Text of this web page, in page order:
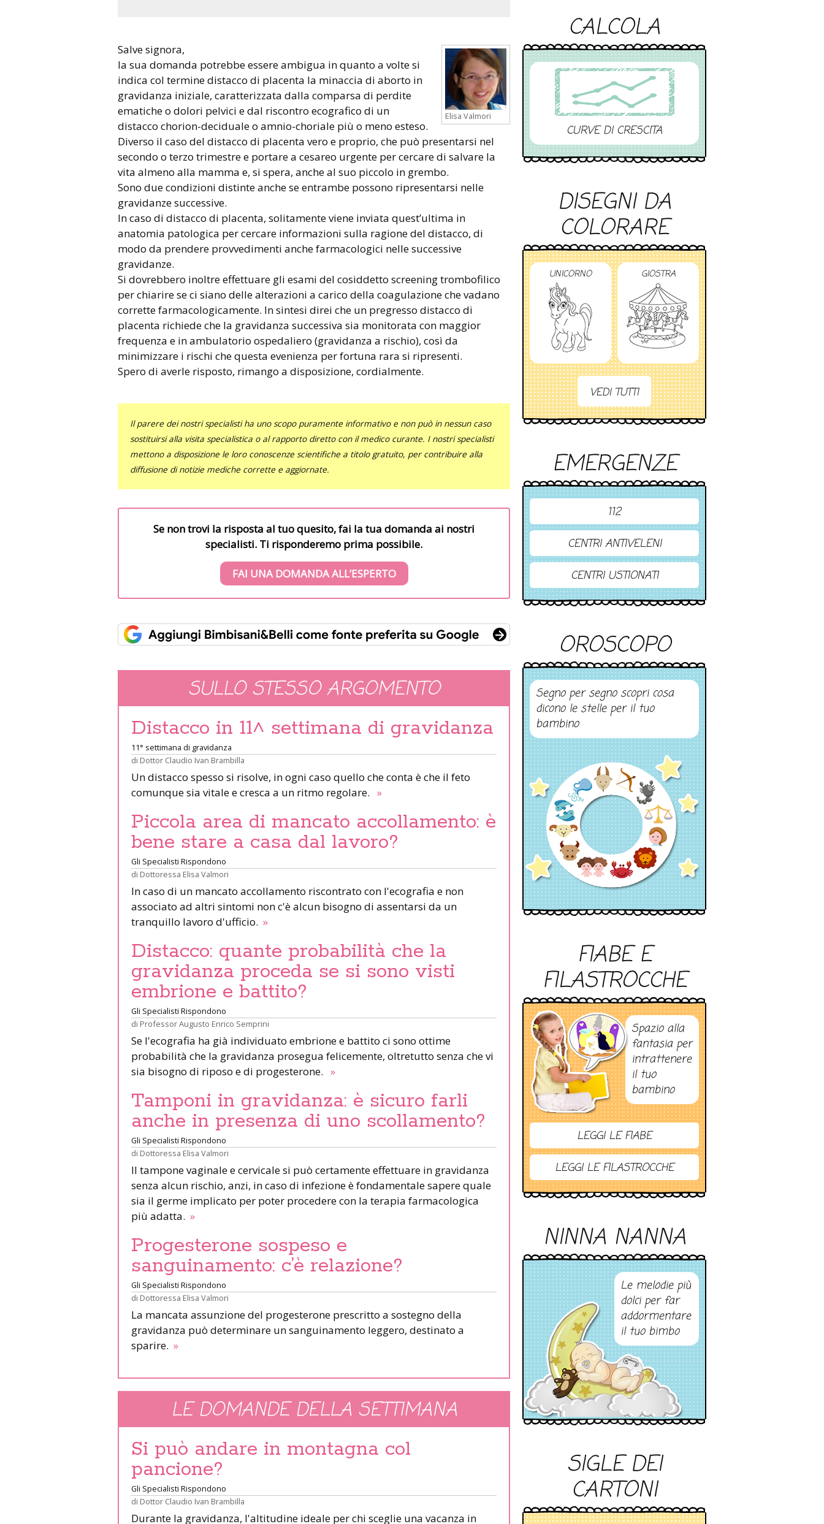
Elisa Valmori
Salve signora,
la sua domanda potrebbe essere ambigua in quanto a volte si
indica col termine distacco di placenta la minaccia di aborto in
gravidanza iniziale, caratterizzata dalla comparsa di perdite
ematiche o dolori pelvici e dal riscontro ecografico di un
distacco chorion-deciduale o amnio-choriale più o meno esteso.
Diverso il caso del distacco di placenta vero e proprio, che può presentarsi nel
secondo o terzo trimestre e portare a cesareo urgente per cercare di salvare la
vita almeno alla mamma e, si spera, anche al suo piccolo in grembo.
Sono due condizioni distinte anche se entrambe possono ripresentarsi nelle
gravidanze successive.
In caso di distacco di placenta, solitamente viene inviata quest’ultima in
anatomia patologica per cercare informazioni sulla ragione del distacco, di
modo da prendere provvedimenti anche farmacologici nelle successive
gravidanze.
Si dovrebbero inoltre effettuare gli esami del cosiddetto screening trombofilico
per chiarire se ci siano delle alterazioni a carico della coagulazione che vadano
corrette farmacologicamente. In sintesi direi che un pregresso distacco di
placenta richiede che la gravidanza successiva sia monitorata con maggior
frequenza e in ambulatorio ospedaliero (gravidanza a rischio), così da
minimizzare i rischi che questa evenienza per fortuna rara si ripresenti.
Spero di averle risposto, rimango a disposizione, cordialmente.
Il parere dei nostri specialisti ha uno scopo puramente informativo e non può in nessun caso
sostituirsi alla visita specialistica o al rapporto diretto con il medico curante. I nostri specialisti
mettono a disposizione le loro conoscenze scientifiche a titolo gratuito, per contribuire alla
diffusione di notizie mediche corrette e aggiornate.
Se non trovi la risposta al tuo quesito, fai la tua domanda ai nostri
specialisti. Ti risponderemo prima possibile.
FAI UNA DOMANDA ALL’ESPERTO
SULLO STESSO ARGOMENTO
Distacco in 11^ settimana di gravidanza
11° settimana di gravidanza
di Dottor Claudio Ivan Brambilla
Un distacco spesso si risolve, in ogni caso quello che conta è che il feto
comunque sia vitale e cresca a un ritmo regolare. »
Piccola area di mancato accollamento: è
bene stare a casa dal lavoro?
Gli Specialisti Rispondono
di Dottoressa Elisa Valmori
In caso di un mancato accollamento riscontrato con l'ecografia e non
associato ad altri sintomi non c'è alcun bisogno di assentarsi da un
tranquillo lavoro d'ufficio. »
Distacco: quante probabilità che la
gravidanza proceda se si sono visti
embrione e battito?
Gli Specialisti Rispondono
di Professor Augusto Enrico Semprini
Se l'ecografia ha già individuato embrione e battito ci sono ottime
probabilità che la gravidanza prosegua felicemente, oltretutto senza che vi
sia bisogno di riposo e di progesterone. »
Tamponi in gravidanza: è sicuro farli
anche in presenza di uno scollamento?
Gli Specialisti Rispondono
di Dottoressa Elisa Valmori
ll tampone vaginale e cervicale si può certamente effettuare in gravidanza
senza alcun rischio, anzi, in caso di infezione è fondamentale sapere quale
sia il germe implicato per poter procedere con la terapia farmacologica
più adatta. »
Progesterone sospeso e
sanguinamento: c’è relazione?
Gli Specialisti Rispondono
di Dottoressa Elisa Valmori
La mancata assunzione del progesterone prescritto a sostegno della
gravidanza può determinare un sanguinamento leggero, destinato a
sparire. »
LE DOMANDE DELLA SETTIMANA
Si può andare in montagna col
pancione?
Gli Specialisti Rispondono
di Dottor Claudio Ivan Brambilla
Durante la gravidanza, l'altitudine ideale per chi sceglie una vacanza in
CALCOLA
CURVE DI CRESCITA
DISEGNI DA
COLORARE
UNICORNO GIOSTRA
VEDI TUTTI
EMERGENZE
112
CENTRI ANTIVELENI
CENTRI USTIONATI
OROSCOPO
Segno per segno scopri cosa
dicono le stelle per il tuo
bambino
FIABE E
FILASTROCCHE
Spazio alla
fantasia per
intrattenere
il tuo
bambino
LEGGI LE FIABE
LEGGI LE FILASTROCCHE
NINNA NANNA
Le melodie più
dolci per far
addormentare
il tuo bimbo
SIGLE DEI
CARTONI